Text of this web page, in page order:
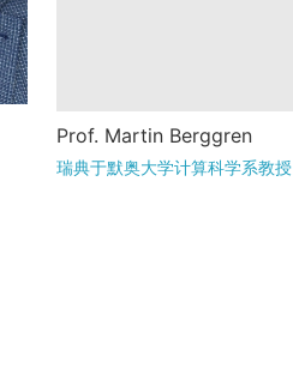
Martin Berggren于1996
年在美国德克萨斯州休斯
顿的莱斯大学（Rice
Prof. Martin Berggren
瑞典于默奥大学计算科学系教授